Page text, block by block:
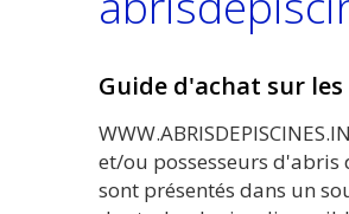
Médias du bâtiment
Etudes et enquêtes
Actualités des membres
Guide d'achat sur
et/ou possesseurs d'abris
sont présentés dans un